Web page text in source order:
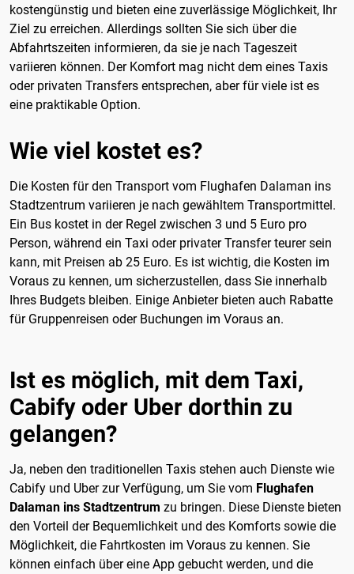
kostengünstig und bieten eine zuverlässige Möglichkeit, Ihr
Ziel zu erreichen. Allerdings sollten Sie sich über die
Abfahrtszeiten informieren, da sie je nach Tageszeit
variieren können. Der Komfort mag nicht dem eines Taxis
oder privaten Transfers entsprechen, aber für viele ist es
eine praktikable Option.
Wie viel kostet es?
Die Kosten für den Transport vom Flughafen Dalaman ins
Stadtzentrum variieren je nach gewähltem Transportmittel.
Ein Bus kostet in der Regel zwischen 3 und 5 Euro pro
Person, während ein Taxi oder privater Transfer teurer sein
kann, mit Preisen ab 25 Euro. Es ist wichtig, die Kosten im
Voraus zu kennen, um sicherzustellen, dass Sie innerhalb
Ihres Budgets bleiben. Einige Anbieter bieten auch Rabatte
für Gruppenreisen oder Buchungen im Voraus an.
Ist es möglich, mit dem Taxi,
Cabify oder Uber dorthin zu
gelangen?
Ja, neben den traditionellen Taxis stehen auch Dienste wie
Cabify und Uber zur Verfügung, um Sie vom Flughafen
Dalaman ins Stadtzentrum zu bringen. Diese Dienste bieten
den Vorteil der Bequemlichkeit und des Komforts sowie die
Möglichkeit, die Fahrtkosten im Voraus zu kennen. Sie
können einfach über eine App gebucht werden, und die